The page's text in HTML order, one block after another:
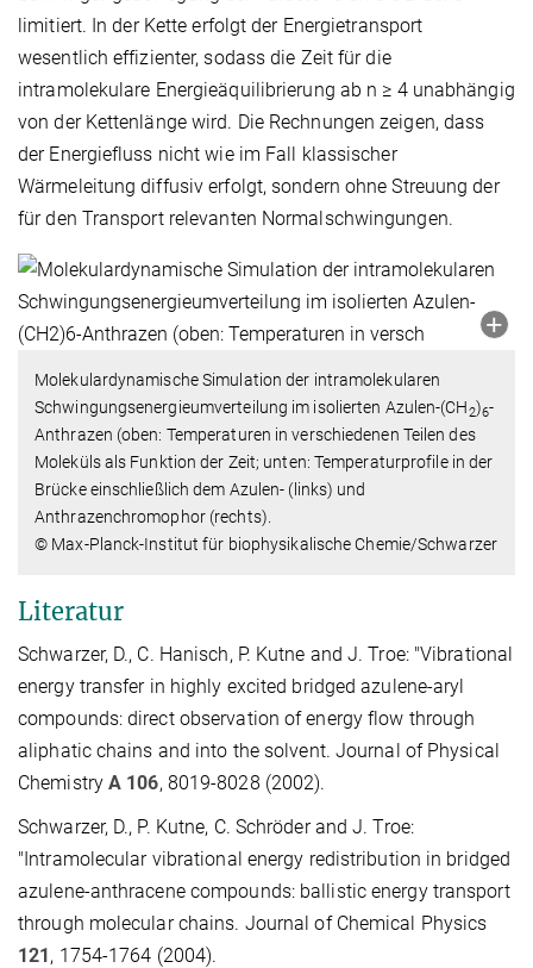
limitiert. In der Kette erfolgt der Energietransport
wesentlich effizienter, sodass die Zeit für die
intramolekulare Energieäquilibrierung ab n ≥ 4 unabhängig
von der Kettenlänge wird. Die Rechnungen zeigen, dass
der Energiefluss nicht wie im Fall klassischer
Wärmeleitung diffusiv erfolgt, sondern ohne Streuung der
für den Transport relevanten Normalschwingungen.
Molekulardynamische Simulation der intramolekularen
Schwingungsenergieumverteilung im isolierten Azulen-(CH2)6-
Anthrazen (oben: Temperaturen in verschiedenen Teilen des
Moleküls als Funktion der Zeit; unten: Temperaturprofile in der
Brücke einschließlich dem Azulen- (links) und
Anthrazenchromophor (rechts).
© Max-Planck-Institut für biophysikalische Chemie/Schwarzer
Literatur
Schwarzer, D., C. Hanisch, P. Kutne and J. Troe: "Vibrational
energy transfer in highly excited bridged azulene-aryl
compounds: direct observation of energy flow through
aliphatic chains and into the solvent. Journal of Physical
Chemistry A 106, 8019-8028 (2002).
Schwarzer, D., P. Kutne, C. Schröder and J. Troe:
"Intramolecular vibrational energy redistribution in bridged
azulene-anthracene compounds: ballistic energy transport
through molecular chains. Journal of Chemical Physics
121 , 1754-1764 (2004).